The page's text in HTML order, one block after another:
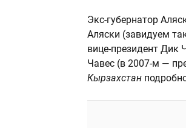
Экс-губернатор
Аляски (завидуем
вице-президент Дик
Чавес (в 2007-м —
Кырзахстан